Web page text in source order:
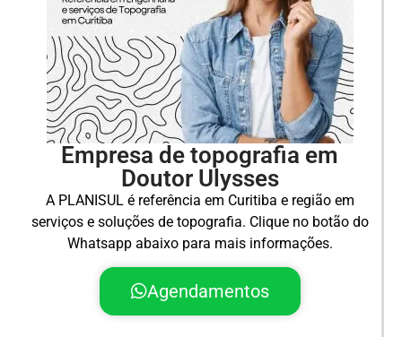
Empresa de topografia em
Doutor Ulysses
A PLANISUL é referência em Curitiba e região em
serviços e soluções de topografia. Clique no botão do
Whatsapp abaixo para mais informações.
Agendamentos